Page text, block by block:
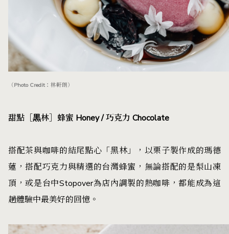
（Photo Credit：林軒朗）
甜點［黒林］蜂蜜 Honey / 巧克力 Chocolate
搭配茶與咖啡的結尾點心「黑林」，以栗子製作成的瑪德
蓮，搭配巧克力與精選的台灣蜂蜜，無論搭配的是梨山凍
頂，或是台中Stopover為店內調製的熱咖啡，都能成為這
趟體驗中最美好的回憶。